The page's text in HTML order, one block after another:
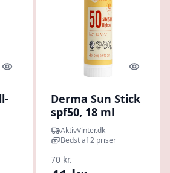
Quick look Quick
Derma Sun Stick
spf50, 18 ml
AktivVinter.dk
Bedst af 2 priser
70 kr.